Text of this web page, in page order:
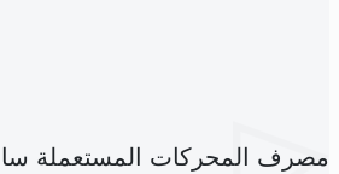
مصرف المحركات المستعملة